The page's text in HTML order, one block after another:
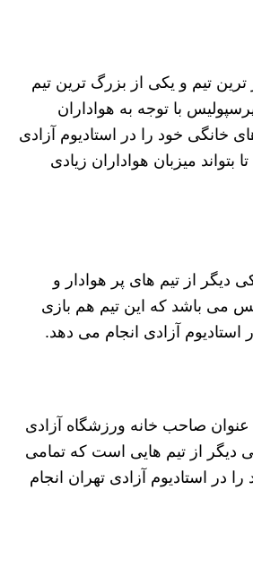
ترین تیم و یکی از بزرگ ترین تیم
با توجه به هواداران
خانگی خود را در استادیوم آزادی
بتواند میزبان هواداران زیادی
دیگر از تیم های پر هوادار و
می باشد که این تیم هم بازی
استادیوم آزادی انجام می دهد.
عنوان صاحب خانه ورزشگاه آزادی
دیگر از تیم هایی است که تمامی
در استادیوم آزادی تهران انجام